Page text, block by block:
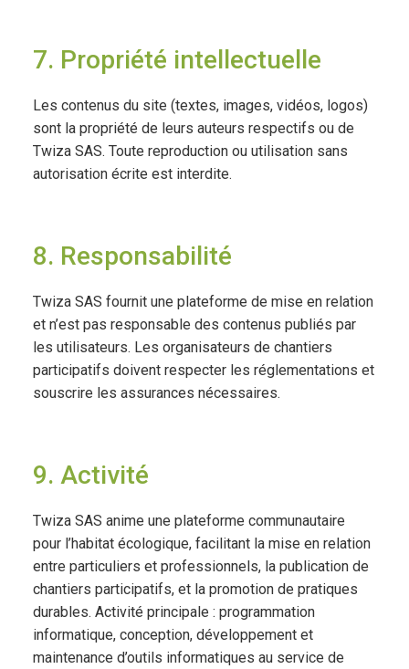
7. Propriété intellectuelle
Les contenus du site (textes, images, vidéos, logos)
sont la propriété de leurs auteurs respectifs ou de
Twiza SAS. Toute reproduction ou utilisation sans
autorisation écrite est interdite.
8. Responsabilité
Twiza SAS fournit une plateforme de mise en relation
et n’est pas responsable des contenus publiés par
les utilisateurs. Les organisateurs de chantiers
participatifs doivent respecter les réglementations et
souscrire les assurances nécessaires.
9. Activité
Twiza SAS anime une plateforme communautaire
pour l’habitat écologique, facilitant la mise en relation
entre particuliers et professionnels, la publication de
chantiers participatifs, et la promotion de pratiques
durables. Activité principale : programmation
informatique, conception, développement et
maintenance d’outils informatiques au service de